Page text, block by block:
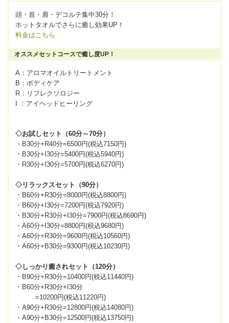
頭・首・肩・デコルテ集中30分！
ホットタオルでさらに癒し効果UP！
料金はこちら
オススメセットコースで癒し度UP！
A：アロマオイルトリートメント
B：ボディケア
R：リフレクソロジー
I ：アイヘッドヒーリング
◇お試しセット（60分～70分）
・B30分+R40分=6500円(税込7150円)
・B30分+I30分=5400円(税込5940円)
・R30分+I30分=5700円(税込6270円)
◇リラックスセット（90分）
・B60分+R30分=8000円(税込8800円)
・B60分+I30分=7200円(税込7920円)
・B30分+R30分+I30分=7900円(税込8690円)
・A60分+I30分=8800円(税込9680円)
・A60分+R30分=9600円(税込10560円)
・A60分+B30分=9300円(税込10230円)
◇しっかり癒されセット（120分）
・B90分+R30分=10400円(税込11440円)
・B60分+R30分+I30分
=10200円(税込11220円)
・A90分+R30分=12800円(税込14080円)
・A90分+B30分=12500円(税込13750円)